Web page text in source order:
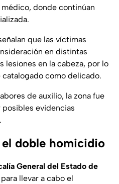
donde continúan
que las víctimas
en distintas
lesiones en la cabeza, por lo
como delicado.
de auxilio, la zona fue
posibles evidencias
doble homicidio
General del Estado de
llevar a cabo el